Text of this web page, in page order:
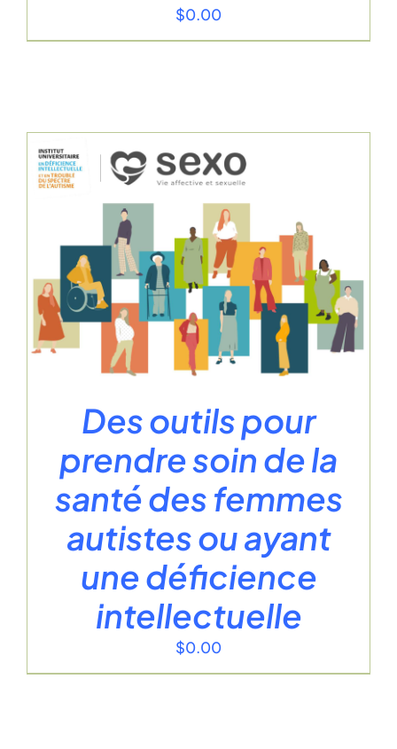
$0.00
Des outils pour
prendre soin de la
santé des femmes
autistes ou ayant
une déficience
intellectuelle
$0.00